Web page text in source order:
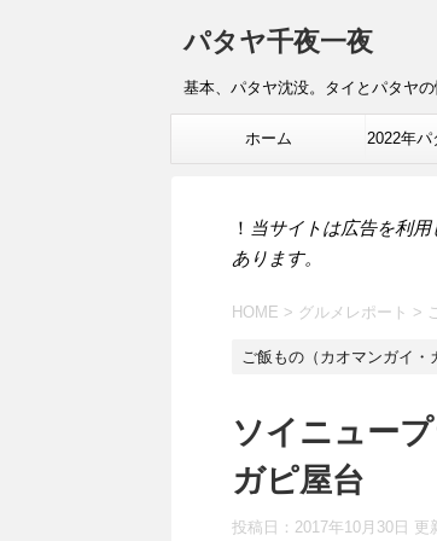
パタヤ千夜一夜
基本、パタヤ沈没。タイとパタヤの
ホーム 2022年パ
！ 当サイトは広告を利
あります。
HOME > グルメレポート >
ご飯もの（カオマンガイ・
ソイニュー
ガピ屋台
投稿日：2017年10月30日 更